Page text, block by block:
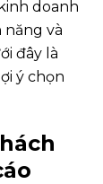
doanh
năng và
đây là
ý chọn